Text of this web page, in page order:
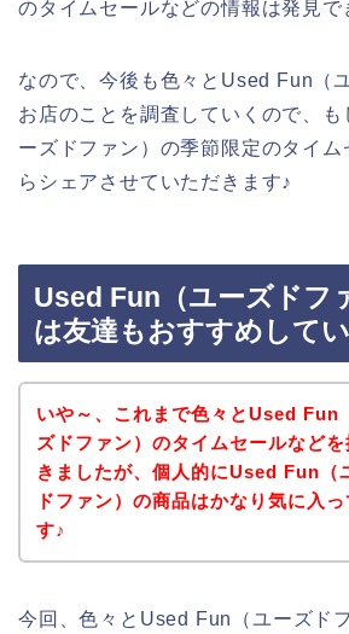
のタイムセールなどの情報は発見で
なので、今後も色々とUsed Fun（
お店のことを調査していくので、
ーズドファン）の季節限定のタイム
らシェアさせていただきます♪
Used Fun（ユーズドフ
は友達もおすすめして
いや～、これまで色々とUsed Fun
ズドファン）のタイムセールなどを
きましたが、個人的にUsed Fun（
ドファン）の商品はかなり気に入っ
す♪
今回、色々とUsed Fun（ユーズド